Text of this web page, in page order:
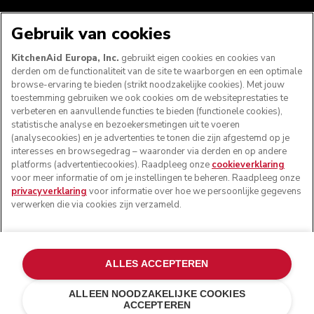
VOLG ONS
© KitchenAid 2026 - Alle rechten voorbehouden.
KitchenAid en het design van de mixer zijn handelsmerken
Mijn cookies beheren Privacyverklaring
Cookiebeleid
Andere landen
Online geschillenafhandeling
Gebruik van cookies
KitchenAid Europa, Inc. gebruikt eigen cookies en cookies van
derden om de functionaliteit van de site te waarborgen en een optimale
browse-ervaring te bieden (strikt noodzakelijke cookies). Met jouw
toestemming gebruiken we ook cookies om de websiteprestaties te
verbeteren en aanvullende functies te bieden (functionele cookies),
statistische analyse en bezoekersmetingen uit te voeren
(analysecookies) en je advertenties te tonen die zijn afgestemd op je
interesses en browsegedrag – waaronder via derden en op andere
platforms (advertentiecookies). Raadpleeg onze cookieverklaring
voor meer informatie of om je instellingen te beheren. Raadpleeg onze
privacyverklaring voor informatie over hoe we persoonlijke gegevens
verwerken die via cookies zijn verzameld.
ALLEEN NOODZAKELIJKE COOKIES
ACCEPTEREN
ALLES ACCEPTEREN